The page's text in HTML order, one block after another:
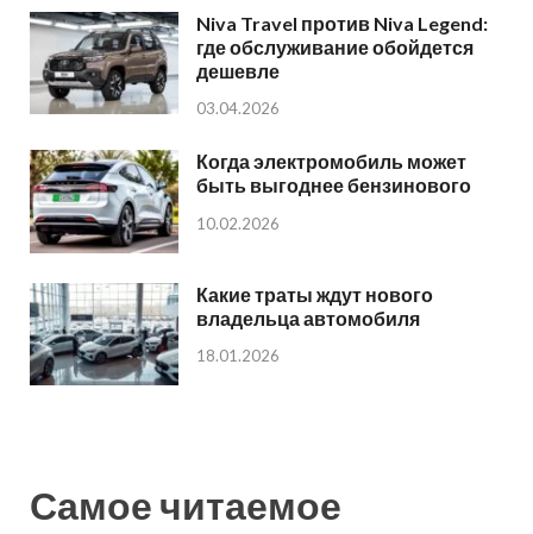
Niva Travel против Niva Legend:
где обслуживание обойдется
дешевле
03.04.2026
Когда электромобиль может
быть выгоднее бензинового
10.02.2026
Какие траты ждут нового
владельца автомобиля
18.01.2026
Самое читаемое